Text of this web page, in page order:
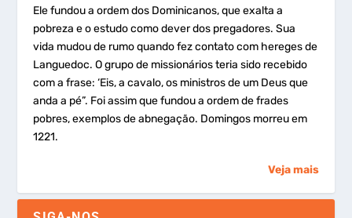
Ele fundou a ordem dos Dominicanos, que exalta a
pobreza e o estudo como dever dos pregadores. Sua
vida mudou de rumo quando fez contato com hereges de
Languedoc. O grupo de missionários teria sido recebido
com a frase: ‘Eis, a cavalo, os ministros de um Deus que
anda a pé”. Foi assim que fundou a ordem de frades
pobres, exemplos de abnegação. Domingos morreu em
1221.
Veja mais